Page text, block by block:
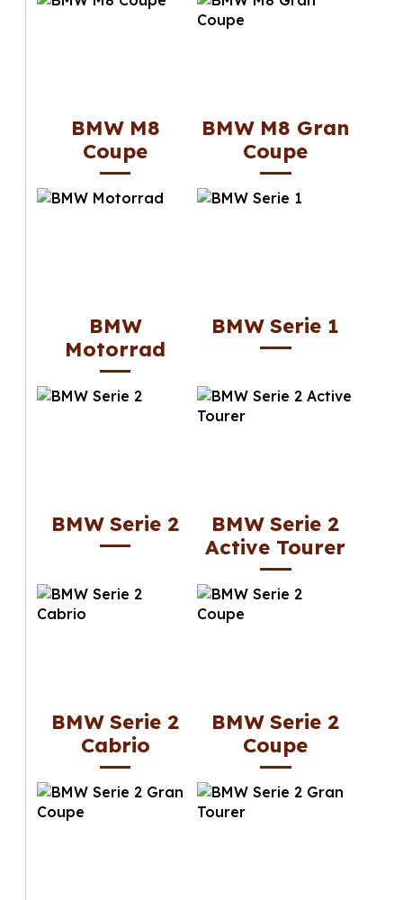
BMW M8
Coupe
BMW M8 Gran
Coupe
BMW
Motorrad
BMW Serie 1
BMW Serie 2
BMW Serie 2
Active Tourer
BMW Serie 2
Cabrio
BMW Serie 2
Coupe